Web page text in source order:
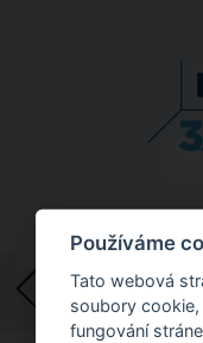
Používáme
Tato webová
soubory
fungování